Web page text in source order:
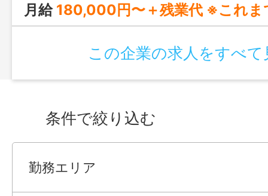
月給 180,000円〜＋残業代 ※これまでのご経験やスキルを考慮
この企業の求人をすべて
条件で絞り込む
勤務エリア